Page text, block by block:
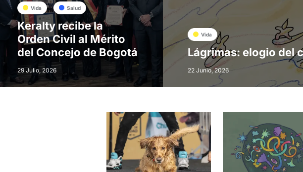
Vida Salud
Keralty recibe la
Orden Civil al Mérito
del Concejo de Bogotá
29 Julio, 2026
Vida
Lágrimas: elogio del
22 Junio, 2026